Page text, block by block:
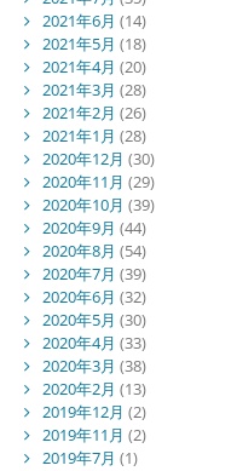
2021年6月 (14)
2021年5月 (18)
2021年4月 (20)
2021年3月 (28)
2021年2月 (26)
2021年1月 (28)
2020年12月 (30)
2020年11月 (29)
2020年10月 (39)
2020年9月 (44)
2020年8月 (54)
2020年7月 (39)
2020年6月 (32)
2020年5月 (30)
2020年4月 (33)
2020年3月 (38)
2020年2月 (13)
2019年12月 (2)
2019年11月 (2)
2019年7月 (1)